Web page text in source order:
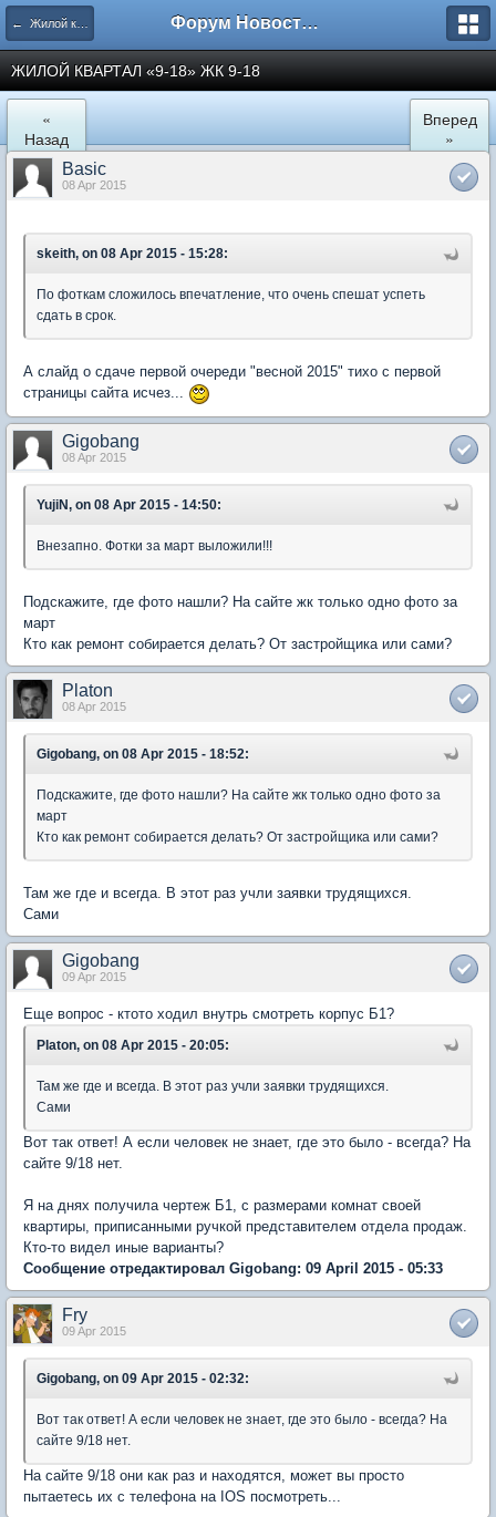
← Жилой квартал "9-18" в Мытищах Форум Новостройки
ЖИЛОЙ КВАРТАЛ «9-18» ЖК 9-18
«
Назад
Вперед
»
Basic
08 Apr 2015
skeith, on 08 Apr 2015 - 15:28:
По фоткам сложилось впечатление, что очень спешат успеть
сдать в срок.
А слайд о сдаче первой очереди "весной 2015" тихо с первой
страницы сайта исчез...
Gigobang
08 Apr 2015
YujiN, on 08 Apr 2015 - 14:50:
Внезапно. Фотки за март выложили!!!
Подскажите, где фото нашли? На сайте жк только одно фото за
март
Кто как ремонт собирается делать? От застройщика или сами?
Platon
08 Apr 2015
Gigobang, on 08 Apr 2015 - 18:52:
Подскажите, где фото нашли? На сайте жк только одно фото за
март
Кто как ремонт собирается делать? От застройщика или сами?
Там же где и всегда. В этот раз учли заявки трудящихся.
Сами
Gigobang
09 Apr 2015
Еще вопрос - ктото ходил внутрь смотреть корпус Б1?
Platon, on 08 Apr 2015 - 20:05:
Там же где и всегда. В этот раз учли заявки трудящихся.
Сами
Вот так ответ! А если человек не знает, где это было - всегда? На
сайте 9/18 нет.
Я на днях получила чертеж Б1, с размерами комнат своей
квартиры, приписанными ручкой представителем отдела продаж.
Кто-то видел иные варианты?
Сообщение отредактировал Gigobang: 09 April 2015 - 05:33
Fry
09 Apr 2015
Gigobang, on 09 Apr 2015 - 02:32:
Вот так ответ! А если человек не знает, где это было - всегда? На
сайте 9/18 нет.
На сайте 9/18 они как раз и находятся, может вы просто
пытаетесь их с телефона на IOS посмотреть...